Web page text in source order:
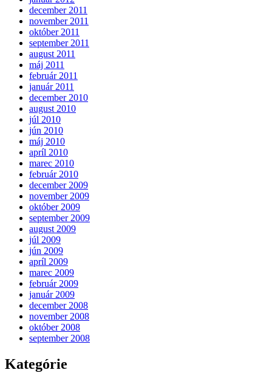
december 2011
november 2011
október 2011
september 2011
august 2011
máj 2011
február 2011
január 2011
december 2010
august 2010
júl 2010
jún 2010
máj 2010
apríl 2010
marec 2010
február 2010
december 2009
november 2009
október 2009
september 2009
august 2009
júl 2009
jún 2009
apríl 2009
marec 2009
február 2009
január 2009
december 2008
november 2008
október 2008
september 2008
Kategórie